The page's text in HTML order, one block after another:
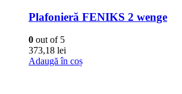
Plafonieră FENIKS 2 wenge
0 out of 5
373,18 lei
Adaugă în coș